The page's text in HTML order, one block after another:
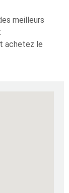
meilleurs
achetez le